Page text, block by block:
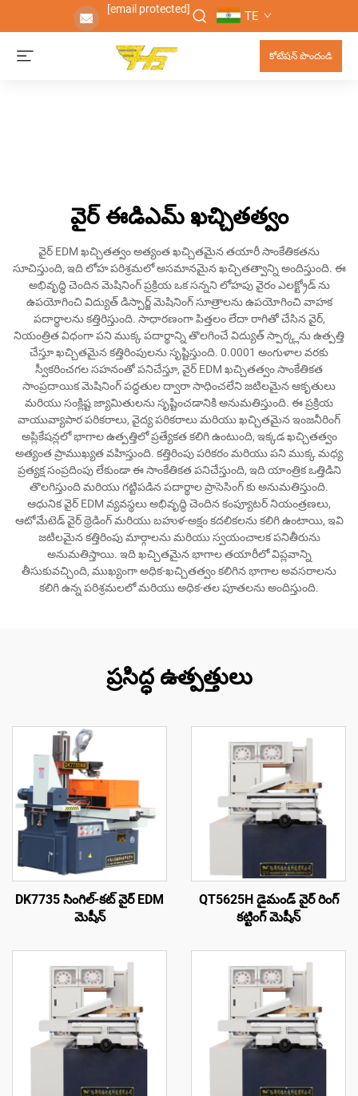
[email protected] TE
కోటేషన్ పొందండి
వైర్ ఈడిఎమ్ ఖచ్చితత్వం
వైర్ EDM ఖచ్చితత్వం అత్యంత ఖచ్చితమైన తయారీ సాంకేతికతను
సూచిస్తుంది, ఇది లోహ పరిశ్రమలో అసమానమైన ఖచ్చితత్వాన్ని అందిస్తుంది. ఈ
అభివృద్ధి చెందిన మెషినింగ్ ప్రక్రియ ఒక సన్నని లోహపు వైరం ఎలక్ట్రోడ్ ను
ఉపయోగించి విద్యుత్ డిస్చార్జ్ మెషినింగ్ సూత్రాలను ఉపయోగించి వాహక
పదార్థాలను కత్తిరిస్తుంది. సాధారణంగా పిత్తలం లేదా రాగితో చేసిన వైర్,
నియంత్రిత విధంగా పని ముక్క పదార్థాన్ని తొలగించే విద్యుత్ స్పార్క్లను ఉత్పత్తి
చేస్తూ ఖచ్చితమైన కత్తిరింపులను సృష్టిస్తుంది. 0.0001 అంగుళాల వరకు
స్వీకరించగల సహనంతో పనిచేస్తూ, వైర్ EDM ఖచ్చితత్వం సాంకేతికత
సాంప్రదాయిక మెషినింగ్ పద్ధతుల ద్వారా సాధించలేని జటిలమైన ఆకృతులు
మరియు సంక్లిష్ట జ్యామితులను సృష్టించడానికి అనుమతిస్తుంది. ఈ ప్రక్రియ
వాయువ్యాపార పరికరాలు, వైద్య పరికరాలు మరియు ఖచ్చితమైన ఇంజనీరింగ్
అప్లికేషన్లలో భాగాల ఉత్పత్తిలో ప్రత్యేకత కలిగి ఉంటుంది, ఇక్కడ ఖచ్చితత్వం
అత్యంత ప్రాముఖ్యత వహిస్తుంది. కత్తిరింపు పరికరం మరియు పని ముక్క మధ్య
ప్రత్యక్ష సంప్రదింపు లేకుండా ఈ సాంకేతికత పనిచేస్తుంది, ఇది యాంత్రిక ఒత్తిడిని
తొలగిస్తుంది మరియు గట్టిపడిన పదార్థాల ప్రాసెసింగ్ కు అనుమతిస్తుంది.
ఆధునిక వైర్ EDM వ్యవస్థలు అభివృద్ధి చెందిన కంప్యూటర్ నియంత్రణలు,
ఆటోమేటెడ్ వైర్ థ్రెడింగ్ మరియు బహుళ-అక్షం కదలికలను కలిగి ఉంటాయి, ఇవి
జటిలమైన కత్తిరింపు మార్గాలను మరియు స్వయంచాలక పనితీరును
అనుమతిస్తాయి. ఇది ఖచ్చితమైన భాగాల తయారీలో విప్లవాన్ని
తీసుకువచ్చింది, ముఖ్యంగా అధిక-ఖచ్చితత్వం కలిగిన భాగాల అవసరాలను
కలిగి ఉన్న పరిశ్రమలలో మరియు అధిక-తల పూతలను అందిస్తుంది.
ప్రసిద్ధ ఉత్పత్తులు
DK7735 సింగిల్-కట్ వైర్ EDM
మెషీన్
QT5625H డైమండ్ వైర్ రింగ్
కట్టింగ్ మెషీన్